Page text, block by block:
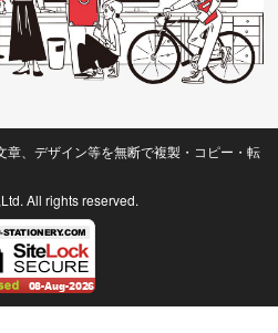
章、デザイン等を無断で複製・コピー・転
All rights reserved.